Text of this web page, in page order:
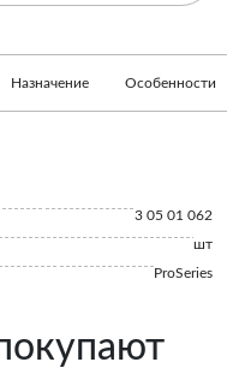
Назначение Особенности
3 05 01 062
шт
ProSeries